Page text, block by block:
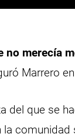
no merecía
Marrero
del que se
la